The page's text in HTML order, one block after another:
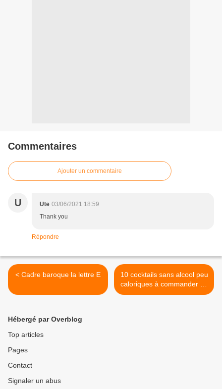
Commentaires
Ajouter un commentaire
U Ute 03/06/2021 18:59
Thank you
Répondre
< Cadre baroque la lettre E
10 cocktails sans alcool peu
caloriques à commander en
terrasse >
Hébergé par Overblog
Top articles
Pages
Contact
Signaler un abus